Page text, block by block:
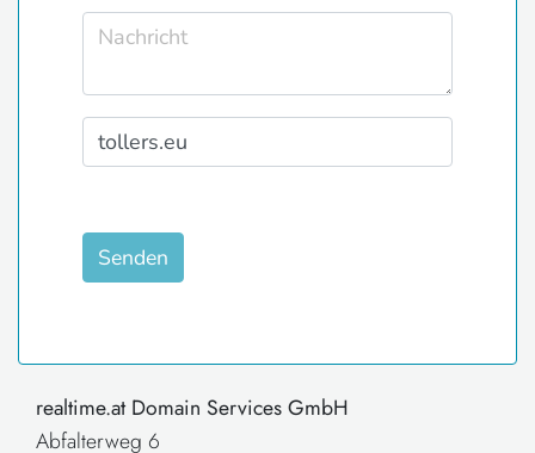
Senden
realtime.at Domain Services GmbH
Abfalterweg 6